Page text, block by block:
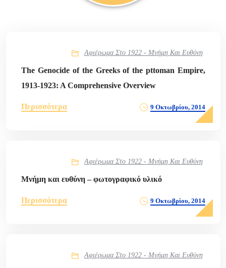
Αφιέρωμα Στο 1922 - Μνήμη Και Ευθύνη
The Genocide of the Greeks of the pttoman Empire,
1913-1923: A Comprehensive Overview
Περισσότερα 9 Οκτωβρίου, 2014
Αφιέρωμα Στο 1922 - Μνήμη Και Ευθύνη
Μνήμη και ευθύνη – φωτογραφικό υλικό
Περισσότερα 9 Οκτωβρίου, 2014
Αφιέρωμα Στο 1922 - Μνήμη Και Ευθύνη